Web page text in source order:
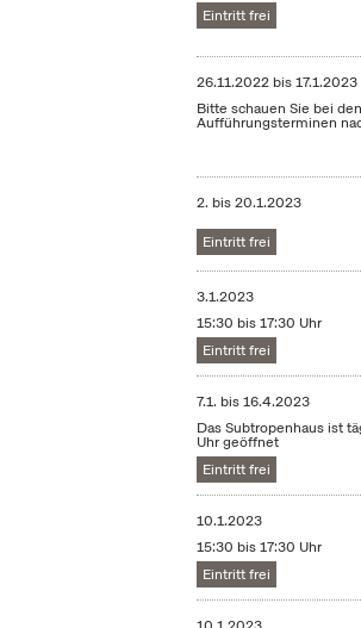
Eintritt frei
26.11.2022 bis17.1.2023
Bitte schauen Sie bei
Aufführungsterminen
2. bis20.1.2023
Eintritt frei
3.1.2023
15:30 bis 17:30 Uhr
Eintritt frei
7.1. bis16.4.2023
Das Subtropenhaus ist
Uhr geöffnet
Eintritt frei
10.1.2023
15:30 bis 17:30 Uhr
Eintritt frei